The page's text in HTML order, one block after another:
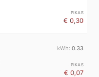
€ 0,30
0.33
€ 0,07